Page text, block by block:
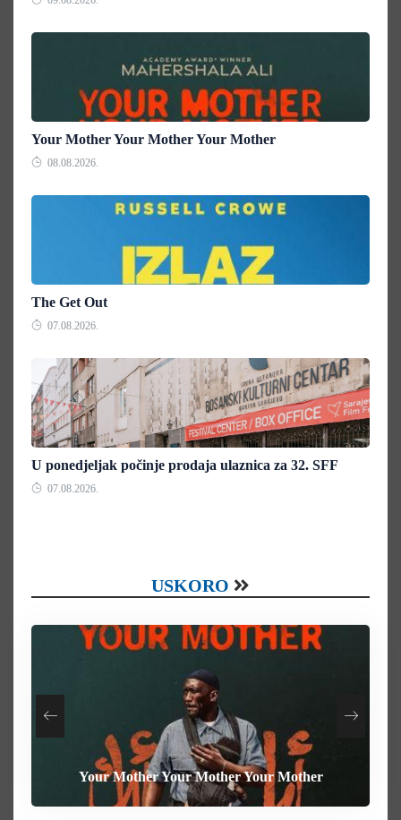
Your Mother Your Mother Your Mother
08.08.2026.
The Get Out
07.08.2026.
U ponedjeljak počinje prodaja ulaznica za 32. SFF
07.08.2026.
USKORO
The Weight
Your Mother Your Mother Your Mother
Heart of the Beast
Behemoth